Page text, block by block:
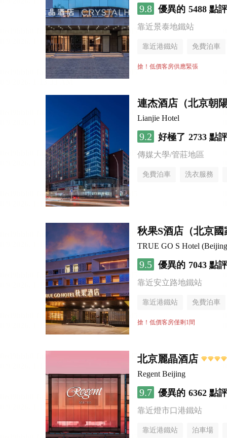
9.8 優異的 5488 點評
靠近景泰地鐵站
靠近港鐵站 免費泊車
行李寄存服務
搶！低價客房供應緊張
連杰酒店（北京朝
Lianjie Hotel
9.2 好極了 2733 點評
傳媒大學/管莊地區
免費泊車 洗衣服務
秋果S酒店（北京
TRUE GO S Hotel
9.5 優異的 7043 點評
靠近安立路地鐵站
靠近港鐵站 免費泊車
行李寄存服務
搶！低價客房僅剩1間
北京麗晶酒店
Regent Beijing
9.7 優異的 6362 點評
靠近燈市口港鐵站
靠近港鐵站 泊車場